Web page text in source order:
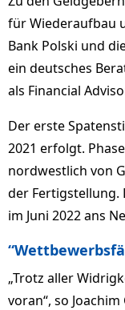
für Wiederaufbau
Bank Polski und
ein deutsches
als Financial
Der erste
2021 erfolgt.
nordwestlich von
der Fertigstellung.
im Juni 2022 ans
„Trotz aller
voran“, so